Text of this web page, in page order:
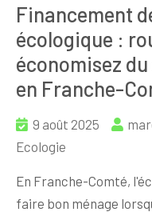
Financement
écologique :
économisez
en Franche-
9 août 2025
Ecologie
En Franche-Comté,
faire bon ménage